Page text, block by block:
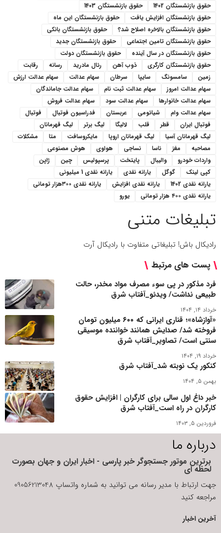
حقوق بازنشستگان 1402
حقوق بازنشستگان 1403
حقوق بازنشستگان افزایش یافت
حقوق بازنشستگان این ماه
حقوق بازنشستگان بالاخره اصلاح شد؟
حقوق بازنشستگان بانکی
حقوق بازنشستگان تامین اجتماعی
حقوق بازنشستگان جدید
حقوق بازنشستگان در سال آینده
حقوق بازنشستگان دولت
حقوق بازنشستگان کارگری
ذوب آهن رئال مادرید رسانه
رقابت
زمین
سامسونگ سایپا سرطان سهام عدالت
سهام عدالت ارزش
سهام عدالت امروز
سهام عدالت ثبت نام
سهام عدالت جاماندگان
سهام عدالت خانوارها
سهام عدالت سود
سهام عدالت فروش
سهام عدالت وام
شیائومی عربستان فدراسیون فوتبال
فوتبال
فوتبال ایران
قطر قلب لالیگا لیگ برتر
لیگ قهرمانان
لیگ قهرمانان آسیا
لیگ قهرمانان اروپا مایکروسافت متا
مشکلات
مصاحبه
مغز ناسا نساجی هواوی
هوش مصنوعی
واردات خودرو
والیبال پایتخت پرسپولیس چین
ژاپن
کپی لینک
گوگل یارانه نقدی
یارانه نقدی 1 میلیونی
یارانه نقدی 1402
یارانه نقدی افزایش
یارانه نقدی ۳۰۰هزار تومانی
یارانه نقدی ۴۰۰ هزار تومانی
یورو
تبلیغات متنی
رادیکال باش! تبلیغاتی متفاوت با رادیکال آرت
پست های مرتبط
فرد مذکور در پی سوء مصرف مواد مخدر، حالت
طبیعی نداشت/ ویدئو_آفتاب شرق
خرداد ۱۴, ۱۴۰۴
«آوازشاه»؛ قناری ایرانی که ۶۰۰ میلیون تومان
فروخته شد/ صدایش همانند خواننده موسیقی
سنتی است/ تصاویر_آفتاب شرق
خرداد ۱۹, ۱۴۰۴
کنکور یک نوبته شد_آفتاب شرق
بهمن ۵, ۱۴۰۴
خبر داغ اول سالی برای کارگران | افزایش حقوق
کارگران در راه است_آفتاب شرق
فروردین ۵, ۱۴۰۳
درباره ما
برترین موتور جستجوگر خبر پارسی - اخبار ایران و جهان بصورت
لحظه ای
جهت ارتباط با مدیر رسانه می توانید به شماره واتساپ 09056213048
مراجعه کنید
آخرین اخبار